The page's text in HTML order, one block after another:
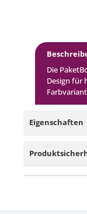
Die
Design für
Eigenschaften